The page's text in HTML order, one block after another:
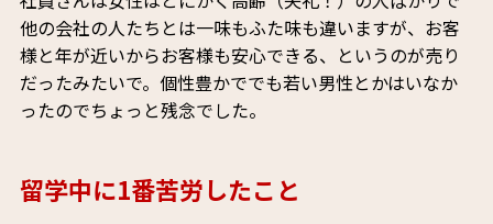
他の会社の人たちとは一味もふた味も違いますが、お客
様と年が近いからお客様も安心できる、というのが売り
だったみたいで。個性豊かででも若い男性とかはいなか
ったのでちょっと残念でした。
留学中に1番苦労したこと